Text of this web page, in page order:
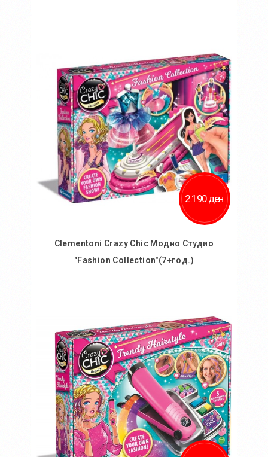
Додај во желби
Додај за споредба
2.190 ден.
Clementoni Crazy Chic Модно Студио
"Fashion Collection"(7+год.)
Додај во желби
Додај за споредба